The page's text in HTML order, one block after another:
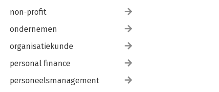
non-profit
ondernemen
organisatiekunde
personal finance
personeelsmanagement